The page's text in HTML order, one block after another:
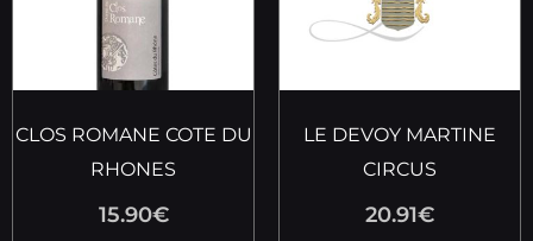
CLOS ROMANE COTE DU
RHONES
15.90€
LE DEVOY MARTINE
CIRCUS
20.91€